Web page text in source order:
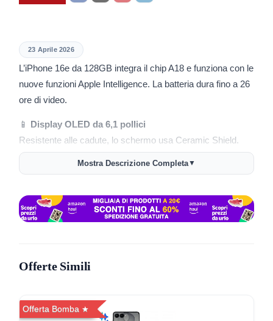
23 Aprile 2026
L’iPhone 16e da 128GB integra il chip A18 e funziona con le
nuove funzioni Apple Intelligence. La batteria dura fino a 26
ore di video.
📱 Display OLED da 6,1 pollici
Resistente alle cadute, lo schermo usa Ceramic Shield.
iOS mantengono il telefono sempre efficiente.
🔋Autonomia elevata
12MP è ideale per selfie.
Mostra Descrizione Completa▼
Offerte Simili
Offerta Bomba